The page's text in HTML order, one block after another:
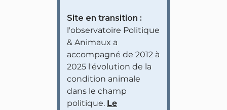
Site en transition :
l'observatoire Politique
& Animaux a
accompagné de 2012 à
2025 l'évolution de la
condition animale
dans le champ
politique. Le